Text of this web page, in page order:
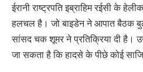
ईरानी राष्ट्रपति इब्राहिम रईसी के
हलचल है। जो बाइडेन ने आपात बैठक
सांसद चक शूमर ने प्रतिक्रिया दी है।
जा सकता है कि हादसे के पीछे कोई